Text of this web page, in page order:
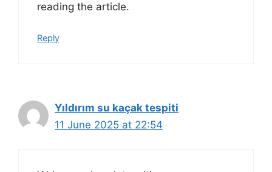
reading the article.
Reply
Yıldırım su kaçak tespiti
11 June 2025 at 22:54